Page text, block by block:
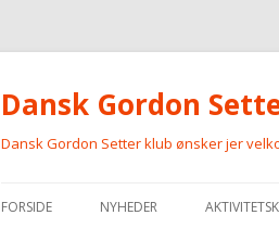
Dansk Gordon
Dansk Gordon Setter klub ønsker jer
FORSIDE NYHEDER